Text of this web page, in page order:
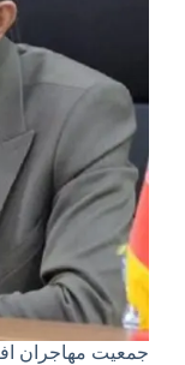
جمعیت مهاجران